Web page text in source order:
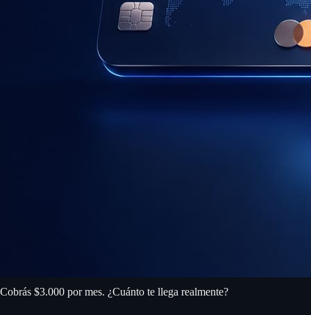
Cobrás $3.000 por mes. ¿Cuánto te llega realmente?